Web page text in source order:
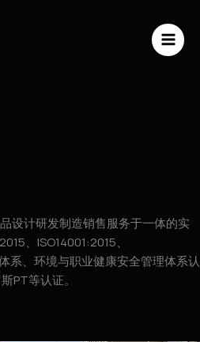
设计研发制造销售服务于一体的实
、ISO14001:2015、
系、环境与职业健康安全管理体系认
PT等认证。